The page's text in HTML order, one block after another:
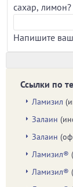
сахар, лимон?
Напишите
Ссылки по
Ламизил
Залаин
Залаин
Ламизил®
Ламизил®